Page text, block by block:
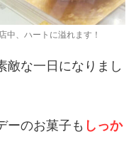
中、ハートに溢れます！
敵な一日になりまし
ーのお菓子も しっか